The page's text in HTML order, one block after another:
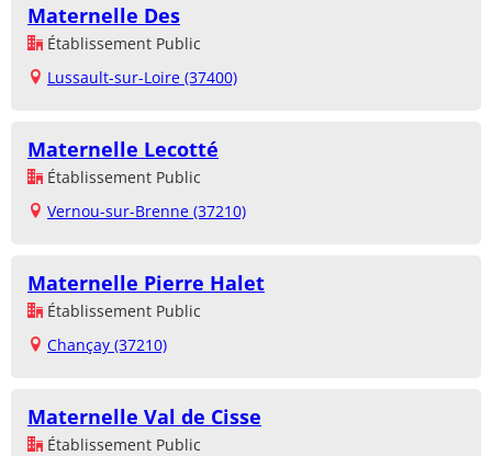
Maternelle Des
Établissement Public
Lussault-sur-Loire (37400)
Maternelle Lecotté
Établissement Public
Vernou-sur-Brenne (37210)
Maternelle Pierre Halet
Établissement Public
Chançay (37210)
Maternelle Val de Cisse
Établissement Public